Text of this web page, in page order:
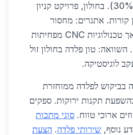
(45%), תעשייה (30%). בחולון, פרויקט קניון
500 טון קורות. אתגרים: מחסור
בעובדים מיומנים, אך טכנולוגיות CNC מפחיתות
עלויות ייצור ב-7%. השוואה: טון פלדה בחולון זול
עלייה בביקוש לפלדה ממוחזרת
₪), בהשפעת תקנות ירוקות. ספקים
ארוכי טווח. סוגי מתכות
נוסף, שירותי פלדה. הצעת